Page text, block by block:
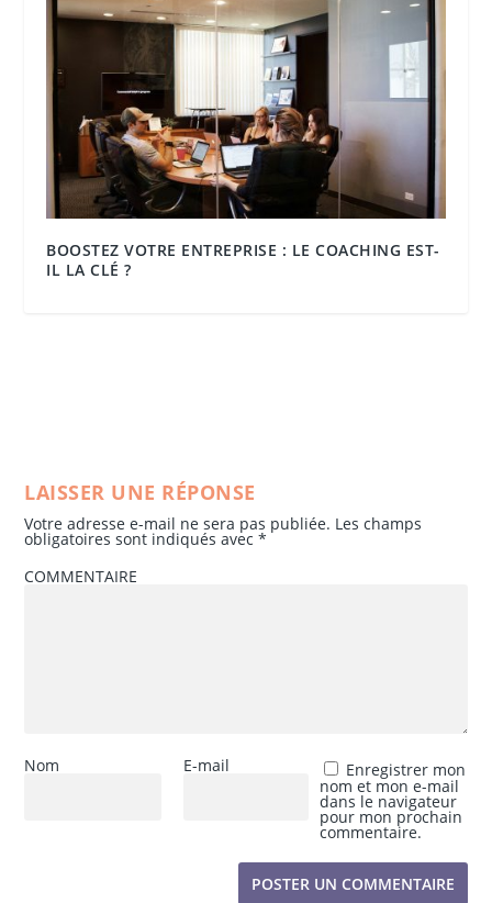
BOOSTEZ VOTRE ENTREPRISE : LE COACHING EST-
IL LA CLÉ ?
LAISSER UNE RÉPONSE
Votre adresse e-mail ne sera pas publiée. Les champs
obligatoires sont indiqués avec*
COMMENTAIRE
Nom E-mail Enregistrer mon
nom et mon e-mail
dans le navigateur
pour mon prochain
commentaire.